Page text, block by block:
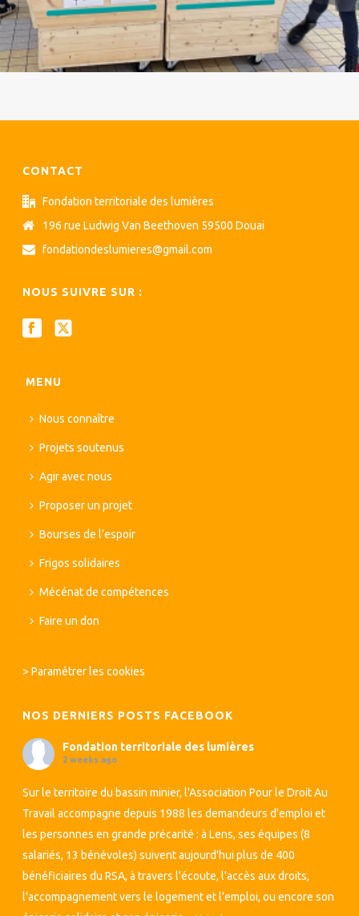
CONTACT
Fondation territoriale des lumières
196 rue Ludwig Van Beethoven 59500 Douai
fondationdeslumieres@gmail.com
NOUS SUIVRE SUR :
MENU
Nous connaître
Projets soutenus
Agir avec nous
Proposer un projet
Bourses de l’espoir
Frigos solidaires
Mécénat de compétences
Faire un don
>Paramétrer les cookies
NOS DERNIERS POSTS FACEBOOK
Fondation territoriale des lumières
2 weeks ago
Sur le territoire du bassin minier, l'Association Pour le Droit Au
Travail accompagne depuis 1988 les demandeurs d'emploi et
les personnes en grande précarité : à Lens, ses équipes (8
salariés, 13 bénévoles) suivent aujourd'hui plus de 400
bénéficiaires du RSA, à travers l'écoute, l'accès aux droits,
l'accompagnement vers le logement et l'emploi, ou encore son